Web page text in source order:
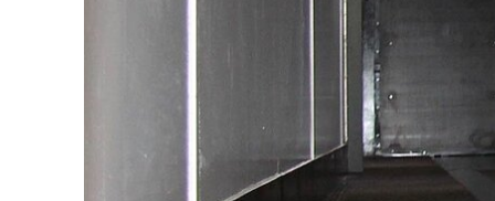
KOMPETENZ
SERVICE